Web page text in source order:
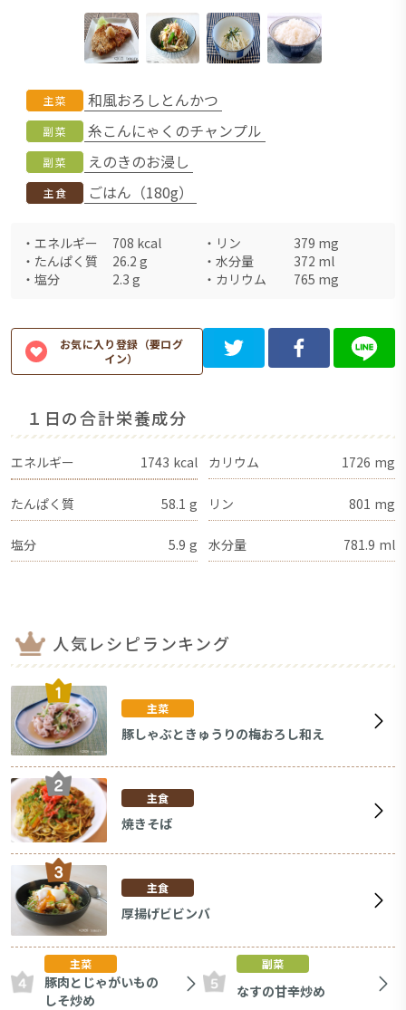
主菜 和風おろしとんかつ
副菜 糸こんにゃくのチャンプル
副菜 えのきのお浸し
主食 ごはん（180g）
・ エネルギー 708 kcal ・ リン 379 mg
・ たんぱく質 26.2 g ・ 水分量 372 ml
・ 塩分 2.3 g ・ カリウム 765 mg
お気に入り登録（要ログ
イン）
１日の合計栄養成分
エネルギー 1743 kcal カリウム 1726 mg
たんぱく質 58.1 g リン 801 mg
塩分 5.9 g 水分量 781.9 ml
人気レシピランキング
主菜
豚しゃぶときゅうりの梅おろし和え
主食
焼きそば
主食
厚揚げビビンバ
主菜
豚肉とじゃがいもの
しそ炒め
副菜
なすの甘辛炒め